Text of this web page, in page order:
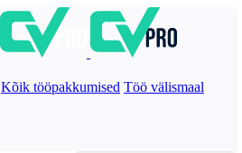
Kõik tööpakkumised Töö välismaal